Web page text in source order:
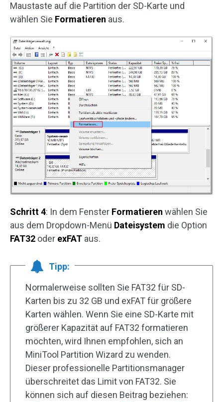
Maustaste auf die Partition der SD-Karte und
wählen Sie Formatieren aus.
Schritt 4: In dem Fenster Formatieren wählen Sie
aus dem Dropdown-Menü Dateisystem die Option
FAT32 oder exFAT aus.
Tipp:
Normalerweise sollten Sie FAT32 für SD-
Karten bis zu 32 GB und exFAT für größere
Karten wählen. Wenn Sie eine SD-Karte mit
größerer Kapazität auf FAT32 formatieren
möchten, wird Ihnen empfohlen, sich an
MiniTool Partition Wizard zu wenden.
Dieser professionelle Partitionsmanager
überschreitet das Limit von FAT32. Sie
können sich auf diesen Beitrag beziehen: